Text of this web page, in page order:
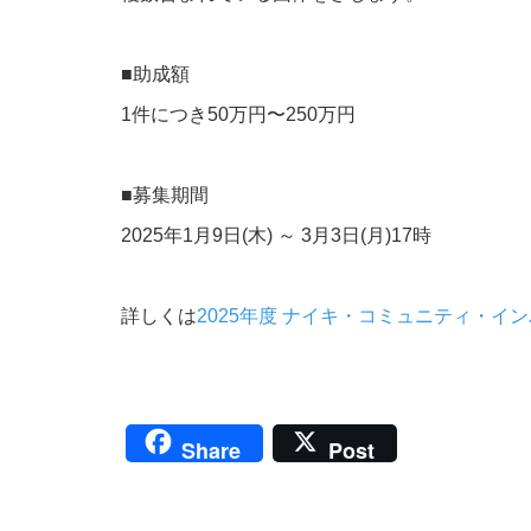
■助成額
1件につき50万円〜250万円
■募集期間
2025年1月9日(木) ～ 3月3日(月)17時
詳しくは2025年度 ナイキ・コミュニティ・イ
Share Post